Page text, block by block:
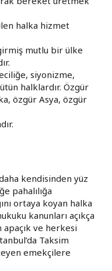
halka hizmet
mutlu bir ülke
siyonizme,
halklardır. Özgür
özgür Asya, özgür
kendisinden yüz
pahalılığa
ortaya koyan halka
kanunları açıkça
ve herkesi
Taksim
emekçilere